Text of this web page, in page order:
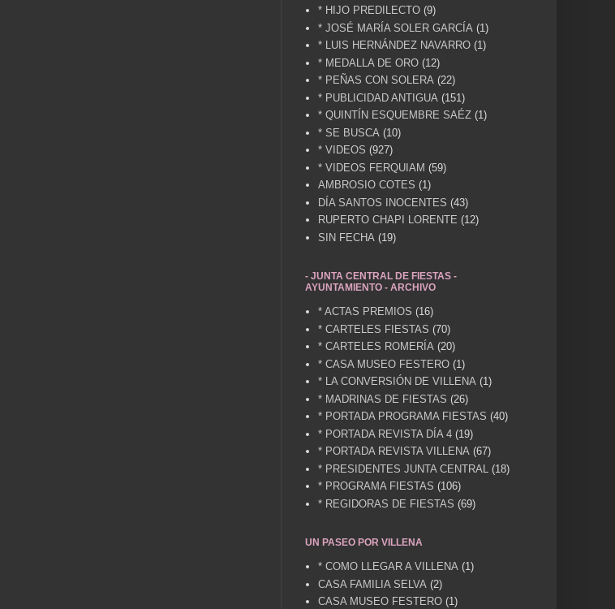
* HIJO PREDILECTO (9)
* JOSÉ MARÍA SOLER GARCÍA (1)
* LUIS HERNÁNDEZ NAVARRO (1)
* MEDALLA DE ORO (12)
* PEÑAS CON SOLERA (22)
* PUBLICIDAD ANTIGUA (151)
* QUINTÍN ESQUEMBRE SAÉZ (1)
* SE BUSCA (10)
* VIDEOS (927)
* VIDEOS FERQUIAM (59)
AMBROSIO COTES (1)
DÍA SANTOS INOCENTES (43)
RUPERTO CHAPI LORENTE (12)
SIN FECHA (19)
- JUNTA CENTRAL DE FIESTAS -
AYUNTAMIENTO - ARCHIVO
* ACTAS PREMIOS (16)
* CARTELES FIESTAS (70)
* CARTELES ROMERÍA (20)
* CASA MUSEO FESTERO (1)
* LA CONVERSIÓN DE VILLENA (1)
* MADRINAS DE FIESTAS (26)
* PORTADA PROGRAMA FIESTAS (40)
* PORTADA REVISTA DÍA 4 (19)
* PORTADA REVISTA VILLENA (67)
* PRESIDENTES JUNTA CENTRAL
(18)
* PROGRAMA FIESTAS (106)
* REGIDORAS DE FIESTAS (69)
UN PASEO POR VILLENA
* COMO LLEGAR A VILLENA (1)
CASA FAMILIA SELVA (2)
CASA MUSEO FESTERO (1)